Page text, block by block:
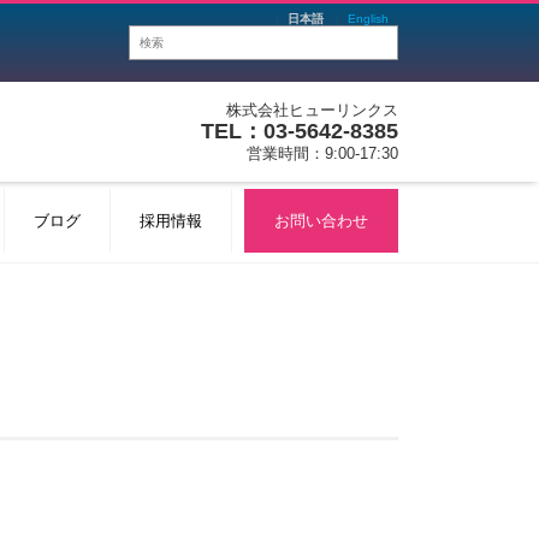
日本語 English
株式会社ヒューリンクス
TEL：03-5642-8385
営業時間：9:00-17:30
ブログ 採用情報 お問い合わせ